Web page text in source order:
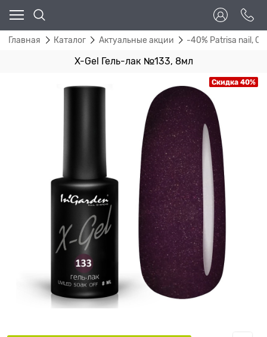
Главная Каталог Актуальные акции -40% Patrisa nail,
X-Gel Гель-лак №133, 8мл
Скидка 40%